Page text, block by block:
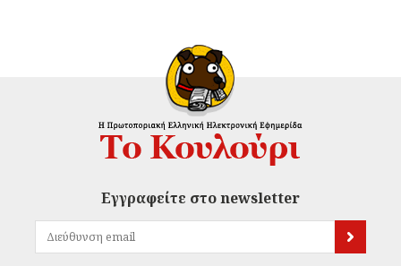
Εγγραφείτε στο newsletter